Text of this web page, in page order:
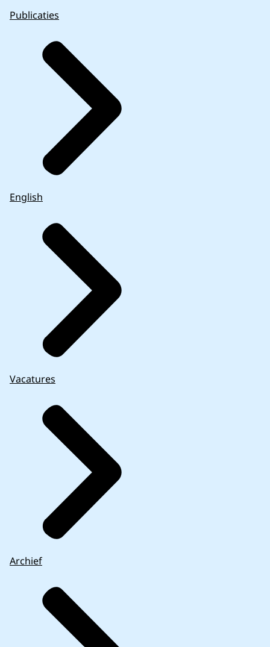
Publicaties
English
Vacatures
Archief